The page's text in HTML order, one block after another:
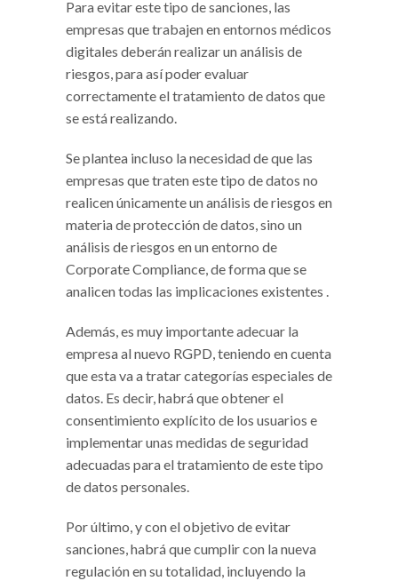
Para evitar este tipo de sanciones, las
empresas que trabajen en entornos médicos
digitales deberán realizar un análisis de
riesgos, para así poder evaluar
correctamente el tratamiento de datos que
se está realizando.
Se plantea incluso la necesidad de que las
empresas que traten este tipo de datos no
realicen únicamente un análisis de riesgos en
materia de protección de datos, sino un
análisis de riesgos en un entorno de
Corporate Compliance, de forma que se
analicen todas las implicaciones existentes .
Además, es muy importante adecuar la
empresa al nuevo RGPD, teniendo en cuenta
que esta va a tratar categorías especiales de
datos. Es decir, habrá que obtener el
consentimiento explícito de los usuarios e
implementar unas medidas de seguridad
adecuadas para el tratamiento de este tipo
de datos personales.
Por último, y con el objetivo de evitar
sanciones, habrá que cumplir con la nueva
regulación en su totalidad, incluyendo la